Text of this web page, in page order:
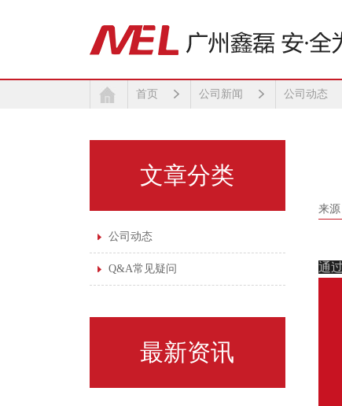
首页 公司新闻 公司动态
文章分类
公司动态
Q&A常见疑问
最新资讯
来
通过